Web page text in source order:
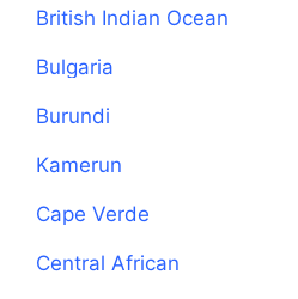
British Indian Ocean
Bulgaria
Burundi
Kamerun
Cape Verde
Central African